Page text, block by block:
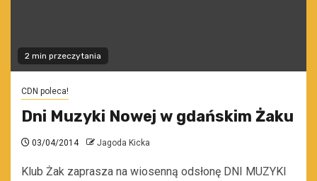
2 min przeczytania
CDN poleca!
Dni Muzyki Nowej w gdańskim Żaku
03/04/2014 Jagoda Kicka
Klub Żak zaprasza na wiosenną odsłonę DNI MUZYKI